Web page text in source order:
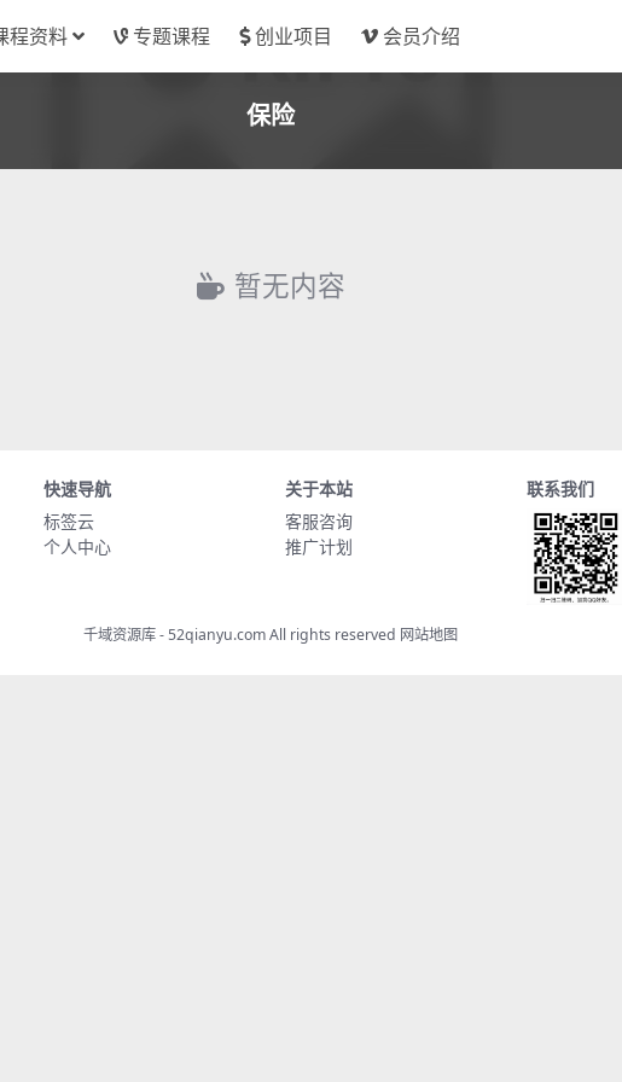
程资料 专题课程 创业项目 会员介绍
保险
暂无内容
快速导航
标签云
个人中心
关于本站
客服咨询
推广计划
联系我们
千域资源库 - 52qianyu.com All rights reserved 网站地图